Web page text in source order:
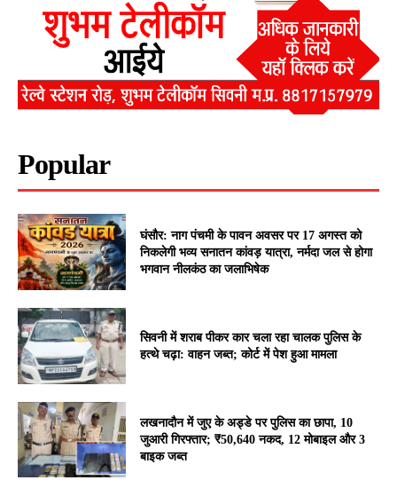
Popular
घंसौर: नाग पंचमी के पावन अवसर पर 17 अगस्त को
निकलेगी भव्य सनातन कांवड़ यात्रा, नर्मदा जल से होगा
भगवान नीलकंठ का जलाभिषेक
सिवनी में शराब पीकर कार चला रहा चालक पुलिस के
हत्थे चढ़ा: वाहन जब्त; कोर्ट में पेश हुआ मामला
लखनादौन में जुए के अड्डे पर पुलिस का छापा, 10
जुआरी गिरफ्तार; ₹50,640 नकद, 12 मोबाइल और 3
बाइक जब्त